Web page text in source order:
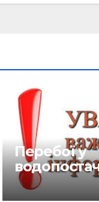
Перебої у
28.06.26